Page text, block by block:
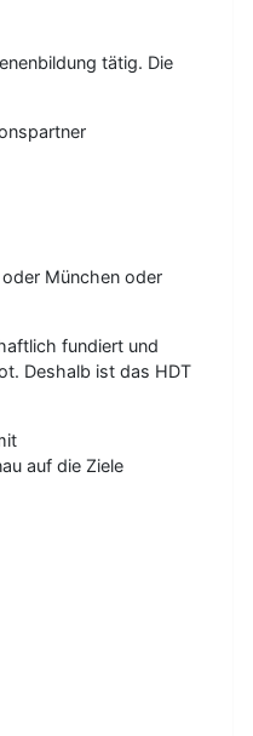
tätig. Die
München oder
fundiert und
Deshalb ist das HDT
auf die Ziele